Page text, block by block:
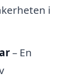
i
– En